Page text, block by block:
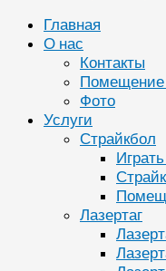
Главная
О нас
Контакты
Помещение
Фото
Услуги
Страйкбол
Лазертаг